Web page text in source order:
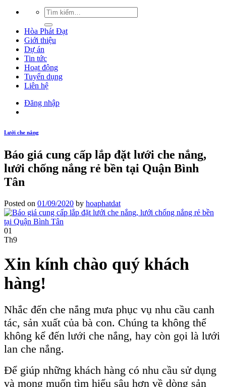
Hòa Phát Đạt
Giới thiệu
Dự án
Tin tức
Hoạt động
Tuyển dụng
Liên hệ
Đăng nhập
Lưới che nắng
Báo giá cung cấp lắp đặt lưới che nắng,
lưới chống nắng rẻ bền tại Quận Bình
Tân
Posted on 01/09/2020 by hoaphatdat
01
Th9
Xin kính chào quý khách
hàng!
Nhắc đến che nắng mưa phục vụ nhu cầu canh
tác, sản xuất của bà con. Chúng ta không thể
không kể đến lưới che nắng, hay còn gọi là lưới
lan che nắng.
Để giúp những khách hàng có nhu cầu sử dụng
và mong muốn tìm hiểu sâu hơn về dòng sản